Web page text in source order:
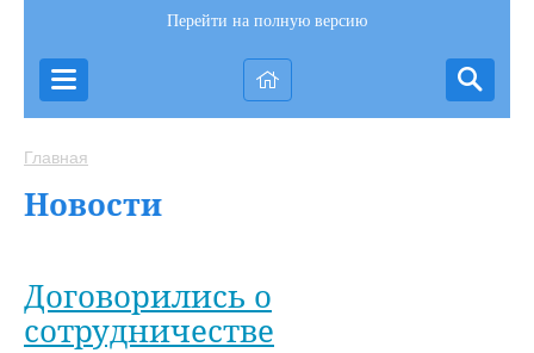
Перейти на полную версию
Главная
Новости
Договорились о
сотрудничестве